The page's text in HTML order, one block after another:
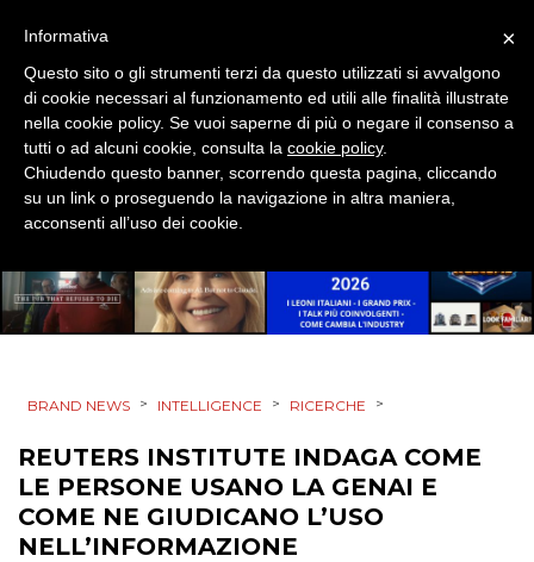
MOBILE
PROMOZIONI
PUNTI VENDITA
CINEMA
BRAND NEWS > INTELLIGENCE > RICERCHE >
REUTERS INSTITUTE INDAGA COME
LE PERSONE USANO LA GENAI E
COME NE GIUDICANO L’USO
NELL’INFORMAZIONE
×
Informativa
Questo sito o gli strumenti terzi da questo utilizzati si avvalgono
di cookie necessari al funzionamento ed utili alle finalità illustrate
nella cookie policy. Se vuoi saperne di più o negare il consenso a
tutti o ad alcuni cookie, consulta la cookie policy.
Chiudendo questo banner, scorrendo questa pagina, cliccando
su un link o proseguendo la navigazione in altra maniera,
acconsenti all’uso dei cookie.